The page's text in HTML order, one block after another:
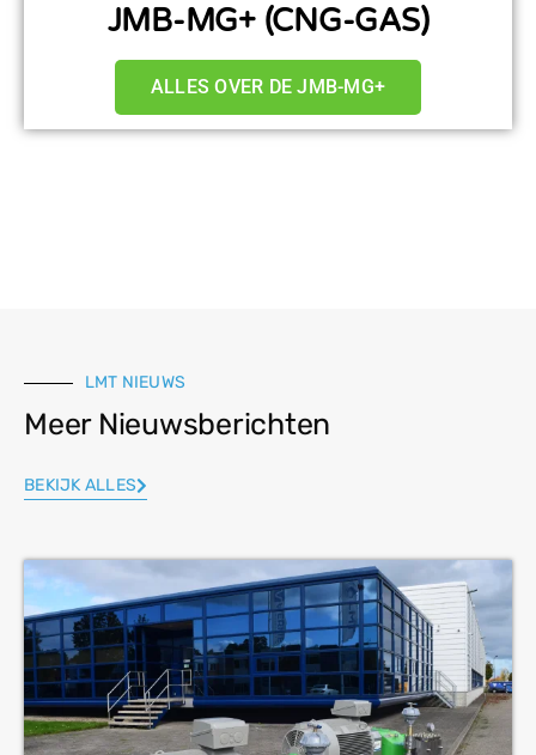
JMB-MG+ (CNG-GAS)
ALLES OVER DE JMB-MG+
LMT NIEUWS
Meer Nieuwsberichten
BEKIJK ALLES